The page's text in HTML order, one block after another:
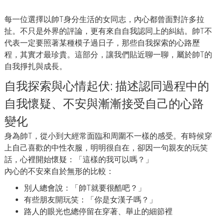
每一位選擇以帥T身分生活的女同志，內心都曾面對許多拉
扯。不只是外界的評論，更有來自自我認同上的糾結。帥T不
代表一定要照著某種模子過日子，那些自我探索的心路歷
程，其實才最珍貴。這部分，讓我們貼近聊一聊，屬於帥T的
自我掙扎與成長。
自我探索與心情起伏: 描述認同過程中的
自我懷疑、不安與漸漸接受自己的心路
變化
身為帥T，從小到大經常面臨和周圍不一樣的感受。有時候穿
上自己喜歡的中性衣服，明明很自在，卻因一句親友的玩笑
話，心裡開始懷疑：「這樣的我可以嗎？」
內心的不安來自於無形的比較：
別人總會說：「帥T就要很酷吧？」
有些朋友開玩笑：「你是女漢子嗎？」
路人的眼光也總停留在穿著、舉止的細節裡